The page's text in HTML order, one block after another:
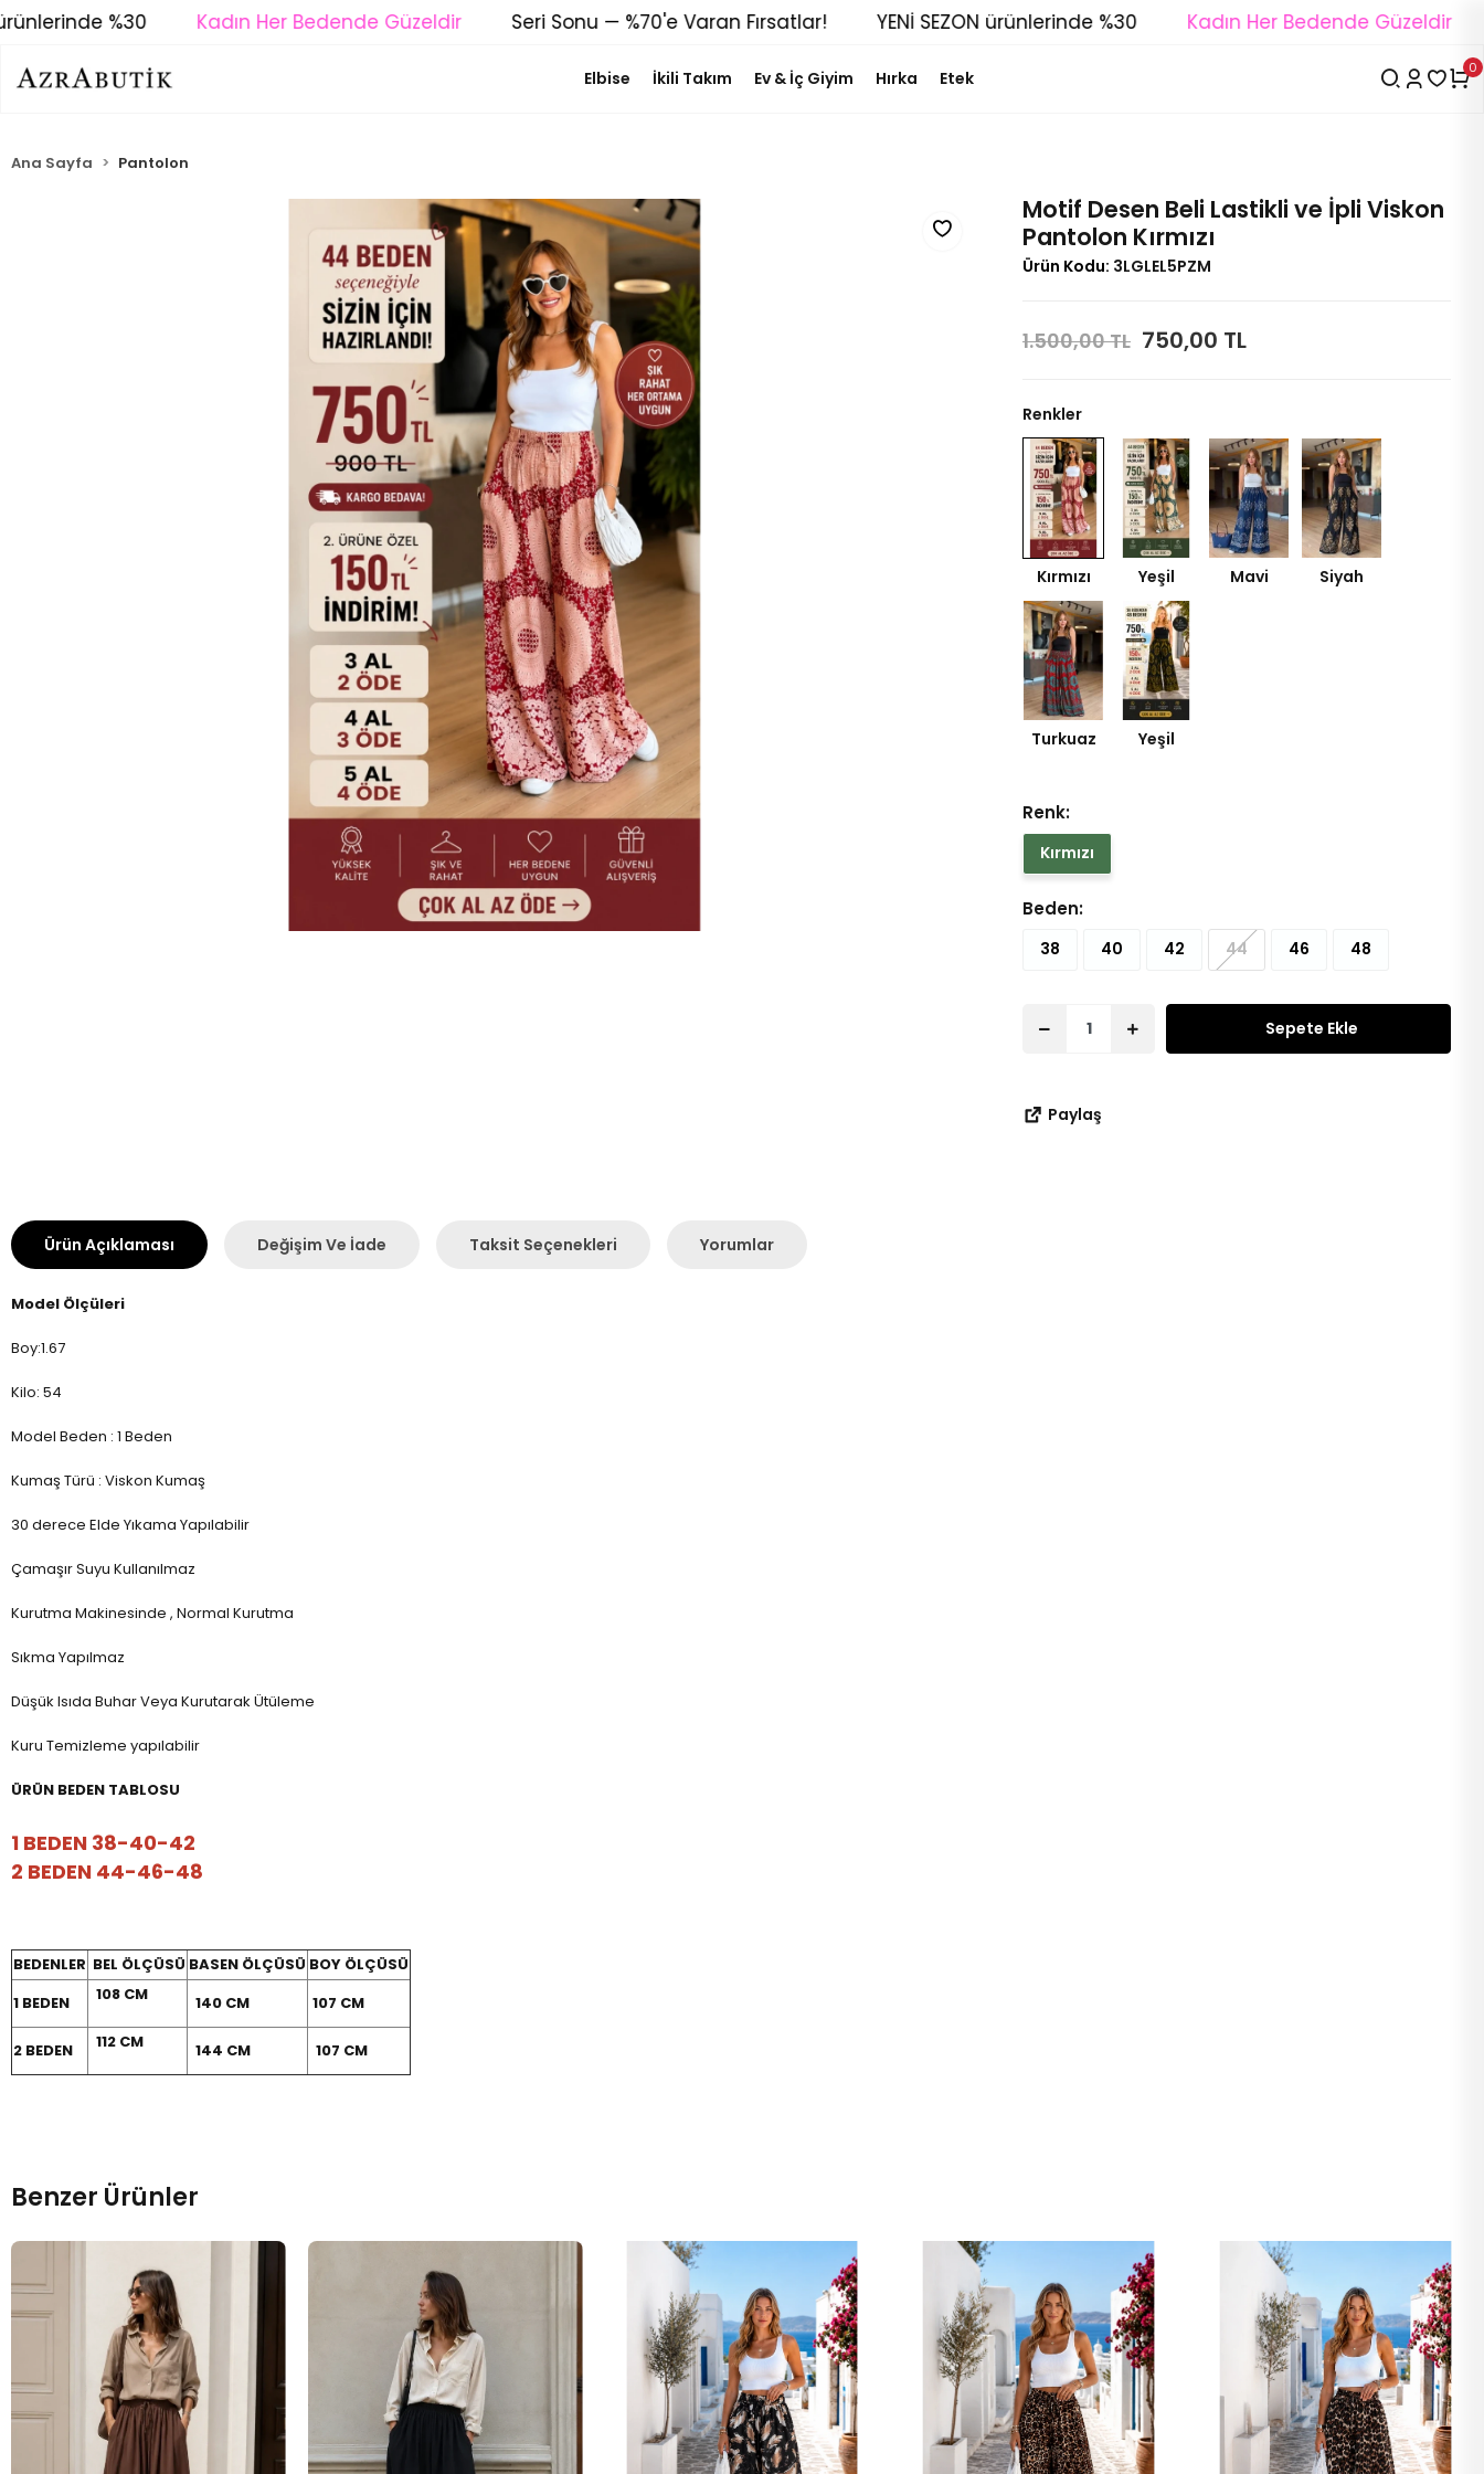
%30 Kadın Her Bedende Güzeldir Seri Sonu — %70'e Varan Fırsatlar! YENİ SEZON ürünlerinde %30 Kadın Her Bedende Güzeldir
Elbise İkili Takım Ev & İç Giyim Hırka Etek 0
Ana Sayfa Pantolon
Motif Desen Beli Lastikli ve İpli Viskon
Pantolon Kırmızı
Ürün Kodu: 3LGLEL5PZM
1.500,00 TL 750,00 TL
Renkler
Kırmızı Yeşil Mavi Siyah
Turkuaz Yeşil
Renk:
Kırmızı
Beden:
38 40 42 44 46 48
Sepete Ekle
Paylaş
Ürün Açıklaması Değişim Ve İade Taksit Seçenekleri Yorumlar
Model Ölçüleri
Boy:1.67
Kilo: 54
Model Beden : 1 Beden
Kumaş Türü : Viskon Kumaş
30 derece Elde Yıkama Yapılabilir
Çamaşır Suyu Kullanılmaz
Kurutma Makinesinde , Normal Kurutma
Sıkma Yapılmaz
Düşük Isıda Buhar Veya Kurutarak Ütüleme
Kuru Temizleme yapılabilir
ÜRÜN BEDEN TABLOSU
1 BEDEN 38-40-42
2 BEDEN 44-46-48
BEDENLER BEL ÖLÇÜSÜ BASEN ÖLÇÜSÜ BOY ÖLÇÜSÜ
1 BEDEN
108 CM 140 CM 107 CM
2 BEDEN 112 CM 144 CM 107 CM
Benzer Ürünler